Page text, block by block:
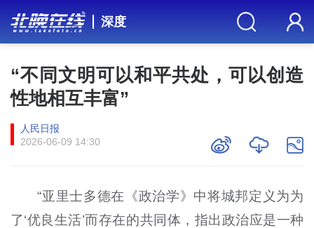
深度
“不同文明可以和平共处，可以创造
性地相互丰富”
人民日报
2026-06-09 14:30
“亚里士多德在《政治学》中将城邦定义为为
了‘优良生活’而存在的共同体，指出政治应是一种